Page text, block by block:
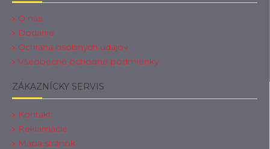
O nás
Dodanie
Ochrana osobnych údajov
Všeobecné ochodné podmienky
ZÁKAZNÍCKY SERVIS
Kontakt
Reklamácie
Mapa stránok